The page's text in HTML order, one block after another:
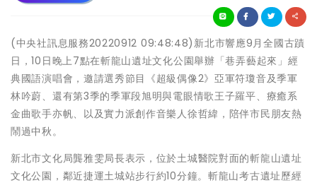
(中央社訊息服務20220912 09:48:48)新北市響應9月全國古蹟
日，10日晚上7點在斬龍山遺址文化公園舉辦「巷弄藝起來」經
典國語演唱會，邀請選秀節目《超級偶像2》亞軍符瓊音及季軍
林吟蔚、還有第3季的季軍段旭明與電眼情歌王子羅平、療癒系
金曲歌手亦帆、以及實力派創作音樂人徐哲緯，陪伴市民朋友熱
鬧過中秋。
新北市文化局龔雅雯局長表示，位於土城醫院對面的斬龍山遺址
文化公園，鄰近捷運土城站步行約10分鐘。斬龍山考古遺址歷經